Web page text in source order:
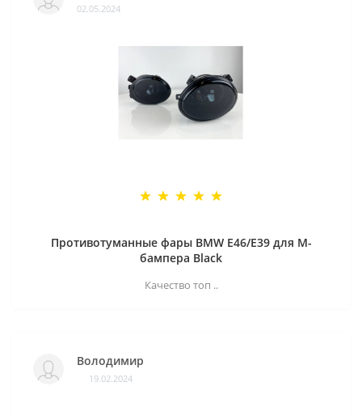
02.05.2024
Противотуманные фары BMW E46/E39 для M-
бампера Black
Качество топ ..
Володимир
19.02.2024